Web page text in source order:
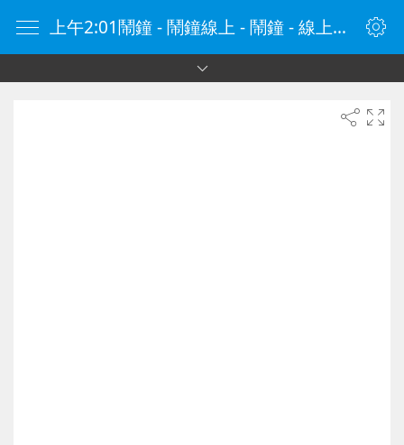
上午2:01鬧鐘 - 鬧鐘線上 - 鬧鐘 - 線上鬧鐘 - 在線鬧鐘 - 鬧鐘在線 - naozhong.tw